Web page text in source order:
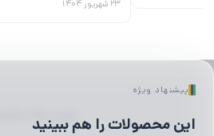
۲۳ شهریور ۱۴۰۴
پیشنهاد ویژه
این محصولات را هم ببینید